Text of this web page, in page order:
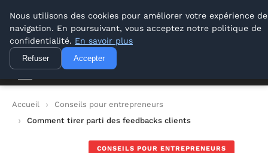
Lyon Photos
Lyon Photos
Accueil
Conseils pour entrepreneurs
Comment tirer parti des feedbacks clients pour s’améliorer
CONSEILS POUR ENTREPRENEURS
Nous utilisons des cookies pour améliorer votre expérience de
navigation. En poursuivant, vous acceptez notre politique de
confidentialité. En savoir plus
Refuser Accepter